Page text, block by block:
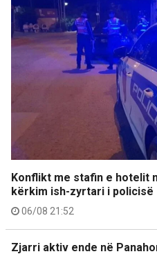
Konflikt me stafin e hotelit
kërkim ish-zyrtari i policisë
06/08 21:52
Zjarri aktiv ende në